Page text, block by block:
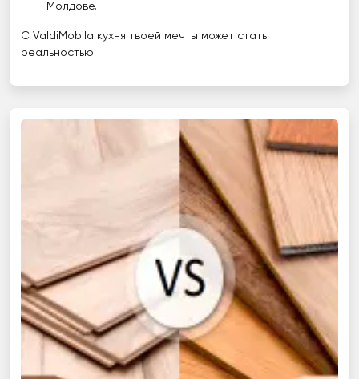
Молдове.
С ValdiMobila кухня твоей мечты может стать
реальностью!